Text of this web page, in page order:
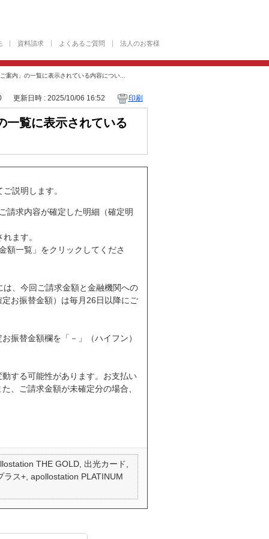
資料請求 よくあるご質問 法人のお客様
案内」の一覧に表示されている内容につい...
更新日時 : 2025/10/06 16:52 印刷
一覧に表示されている
説明します。
請求内容が確定した明細（確定明
ます。
額一覧」をクリックしてくださ
、今回ご請求金額と金融機関への
お振替金額）は毎月26日以降にご
振替金額欄を「－」（ハイフン）
する可能性があります。お支払い
、ご請求金額が未確定分の場合、
THE GOLD, 出光カード,
ス+, apollostation PLATINUM